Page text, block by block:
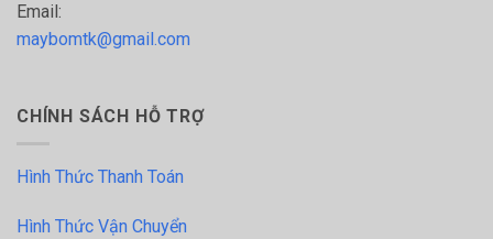
Email:
maybomtk@gmail.com
CHÍNH SÁCH HỖ TRỢ
Hình Thức Thanh Toán
Hình Thức Vận Chuyển